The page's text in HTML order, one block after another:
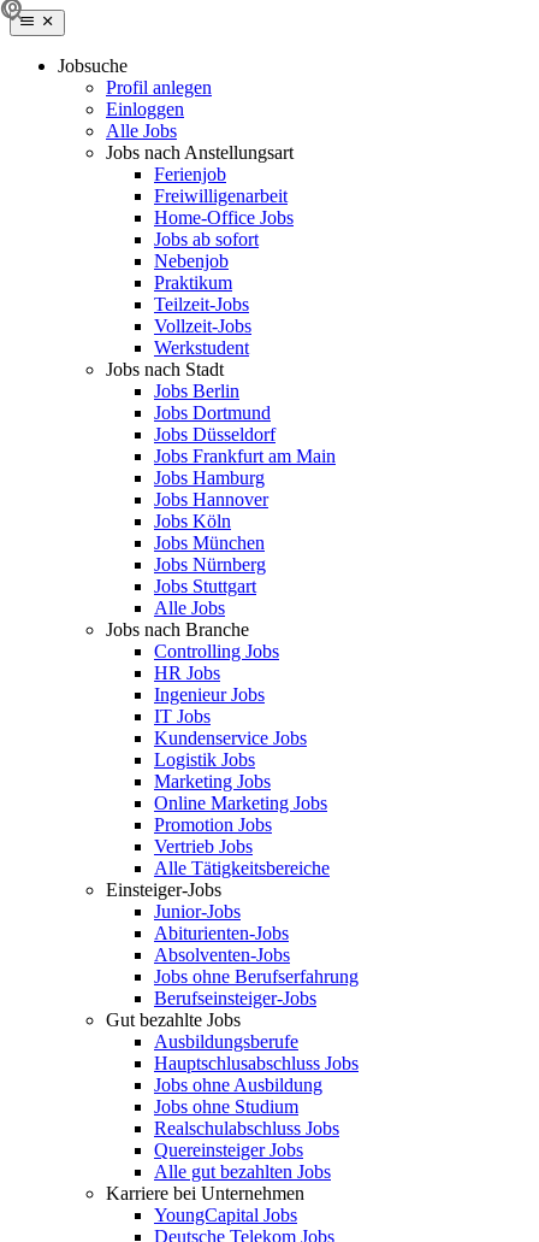
Jobsuche
Profil anlegen
Einloggen
Alle Jobs
Jobs nach Anstellungsart
Ferienjob
Freiwilligenarbeit
Home-Office Jobs
Jobs ab sofort
Nebenjob
Praktikum
Teilzeit-Jobs
Vollzeit-Jobs
Werkstudent
Jobs nach Stadt
Jobs Berlin
Jobs Dortmund
Jobs Düsseldorf
Jobs Frankfurt am Main
Jobs Hamburg
Jobs Hannover
Jobs Köln
Jobs München
Jobs Nürnberg
Jobs Stuttgart
Alle Jobs
Jobs nach Branche
Controlling Jobs
HR Jobs
Ingenieur Jobs
IT Jobs
Kundenservice Jobs
Logistik Jobs
Marketing Jobs
Online Marketing Jobs
Promotion Jobs
Vertrieb Jobs
Alle Tätigkeitsbereiche
Einsteiger-Jobs
Junior-Jobs
Abiturienten-Jobs
Absolventen-Jobs
Jobs ohne Berufserfahrung
Berufseinsteiger-Jobs
Gut bezahlte Jobs
Ausbildungsberufe
Hauptschlusabschluss Jobs
Jobs ohne Ausbildung
Jobs ohne Studium
Realschulabschluss Jobs
Quereinsteiger Jobs
Alle gut bezahlten Jobs
Karriere bei Unternehmen
YoungCapital Jobs
Deutsche Telekom Jobs